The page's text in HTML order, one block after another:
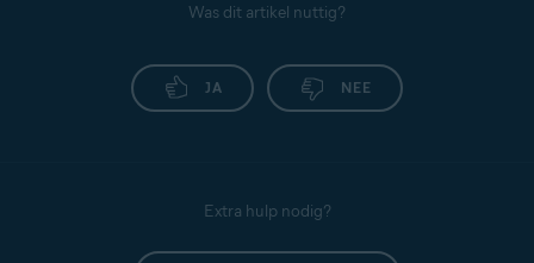
Was dit artikel nuttig?
JA NEE
Extra hulp nodig?